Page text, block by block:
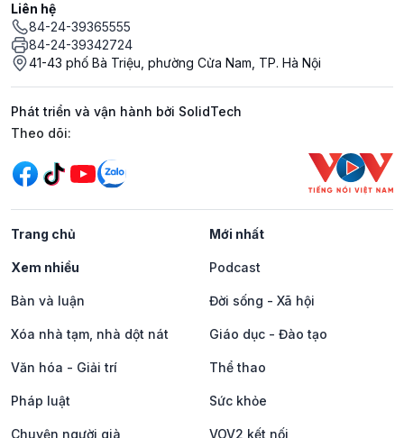
Liên hệ
84-24-39365555
84-24-39342724
41-43 phố Bà Triệu, phường Cửa Nam, TP. Hà Nội
Phát triển và vận hành bởi SolidTech
Mạng xã hội
Theo dõi:
Trang chủ Mới nhất
Xem nhiều Podcast
Bàn và luận Đời sống - Xã hội
Xóa nhà tạm, nhà dột nát Giáo dục - Đào tạo
Văn hóa - Giải trí Thể thao
Pháp luật Sức khỏe
Chuyện người già VOV2 kết nối